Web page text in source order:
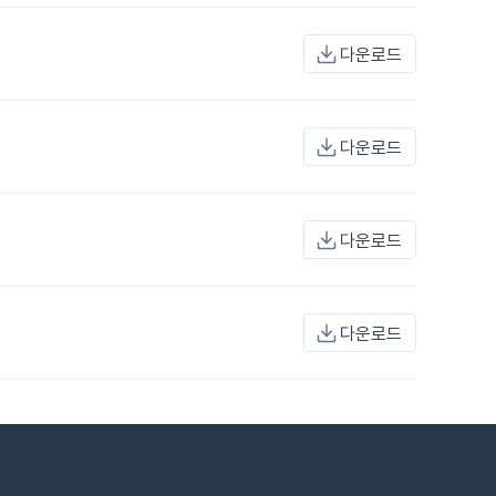
다운로드
다운로드
다운로드
다운로드